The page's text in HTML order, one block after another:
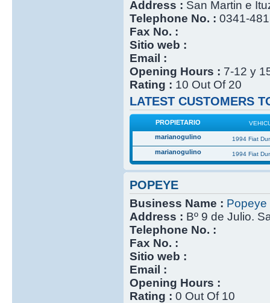
Address : San Martin e
Telephone No. : 0341-
Fax No. :
Sitio web :
Email :
Opening Hours : 7-12 y
Rating : 10 Out Of 20
LATEST CUSTOMERS
PROPIETARIO
marianogulino 1994 Fiat
marianogulino 1994 Fiat
POPEYE
Business Name : Popeye
Address : Bº 9 de Julio.
Telephone No. :
Fax No. :
Sitio web :
Email :
Opening Hours :
Rating : 0 Out Of 10